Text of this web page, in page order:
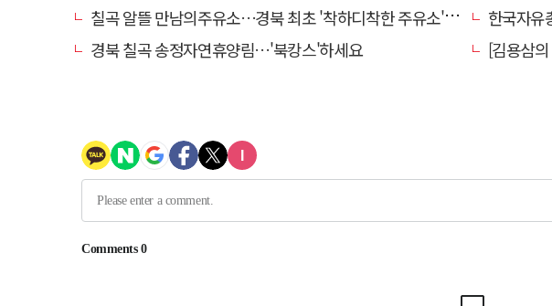
칠곡 알뜰 만남의주유소…경북 최초 '착하디착한 주유소' 선정
한국자유
경북 칠곡 송정자연휴양림…'북캉스'하세요
[김용삼